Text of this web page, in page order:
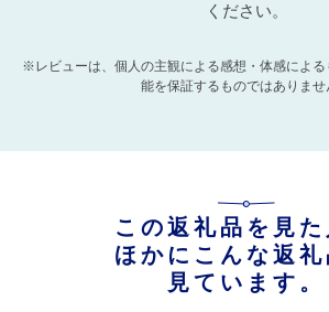
ください。
※レビューは、個人の主観による感想・体感によ
能を保証するものではありませ
この返礼品を見た
ほかにこんな返礼
見ています。